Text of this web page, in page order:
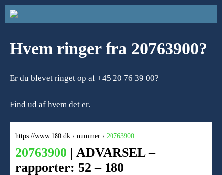
Hvem ringer fra 20763900?
Er du blevet ringet op af +45 20 76 39 00?
Find ud af hvem det er.
https://www.180.dk › nummer › 20763900
20763900 | ADVARSEL –
rapporter: 52 – 180